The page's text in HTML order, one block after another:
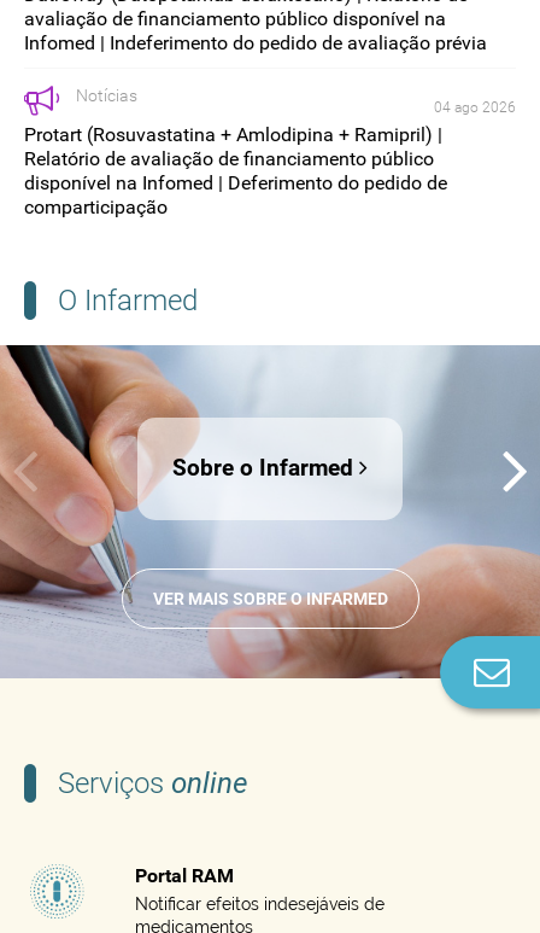
avaliação de financiamento público disponível na
Infomed | Indeferimento do pedido de avaliação prévia
Notícias
04 ago 2026
Protart (Rosuvastatina + Amlodipina + Ramipril) |
Relatório de avaliação de financiamento público
disponível na Infomed | Deferimento do pedido de
comparticipação
O Infarmed
Sobre o Infarmed
VER MAIS SOBRE O INFARMED
Serviços online
Portal RAM
Notificar efeitos indesejáveis de
medicamentos